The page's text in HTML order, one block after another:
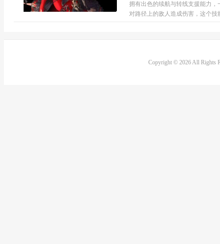
拥有出色的续航与转线支援能力
对路径上的敌人造成伤害，这个
Copyright © 2026 All Rights